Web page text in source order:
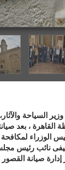
السياحة
لمكافحة
نائب رئيس
صيانة القصور